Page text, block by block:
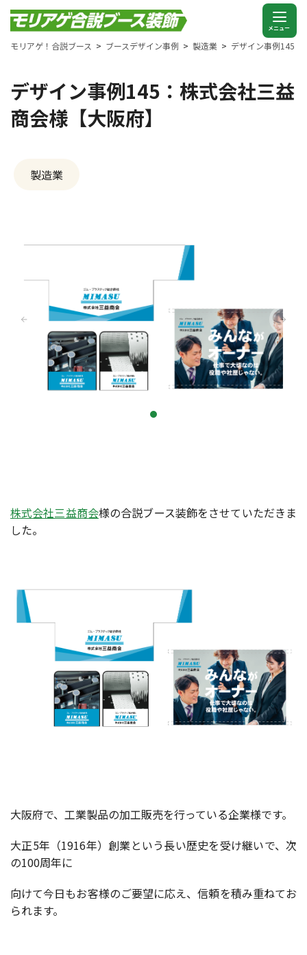
モリアゲ！合説ブース ブースデザイン事例 製造業 デザイン事例145：
デザイン事例145：株式会社三益
商会様【大阪府】
製造業
株式会社三益商会様の合説ブース装飾をさせていただきま
した。
大阪府で、工業製品の加工販売を行っている企業様です。
大正5年（1916年）創業という長い歴史を受け継いで、次
の100周年に
向けて今日もお客様のご要望に応え、信頼を積み重ねてお
られます。